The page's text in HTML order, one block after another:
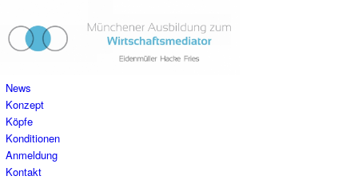
News
Konzept
Köpfe
Konditionen
Anmeldung
Kontakt